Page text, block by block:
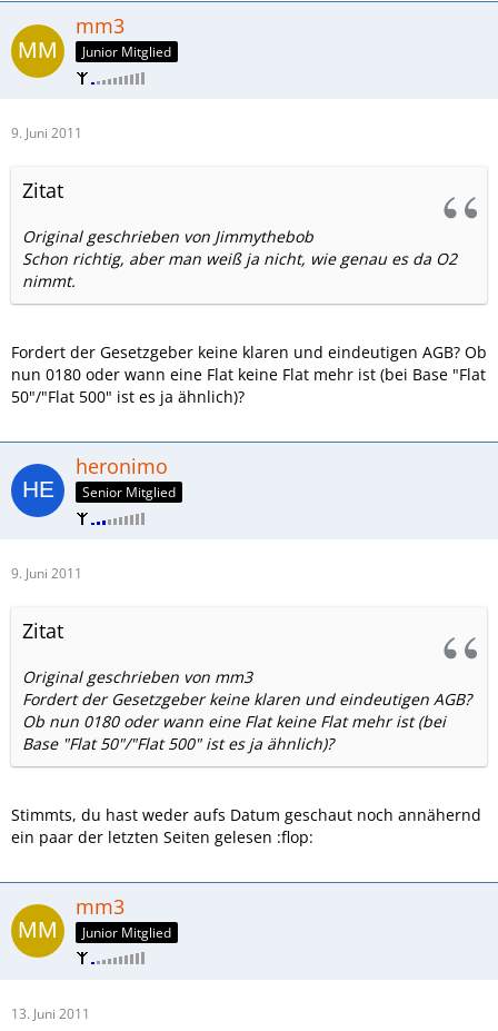
mm3
Junior Mitglied
9. Juni 2011
Zitat
Original geschrieben von Jimmythebob
Schon richtig, aber man weiß ja nicht, wie genau es da O2
nimmt.
Fordert der Gesetzgeber keine klaren und eindeutigen AGB? Ob
nun 0180 oder wann eine Flat keine Flat mehr ist (bei Base "Flat
50"/"Flat 500" ist es ja ähnlich)?
heronimo
Senior Mitglied
9. Juni 2011
Zitat
Original geschrieben von mm3
Fordert der Gesetzgeber keine klaren und eindeutigen AGB?
Ob nun 0180 oder wann eine Flat keine Flat mehr ist (bei
Base "Flat 50"/"Flat 500" ist es ja ähnlich)?
Stimmts, du hast weder aufs Datum geschaut noch annähernd
ein paar der letzten Seiten gelesen :flop:
mm3
Junior Mitglied
13. Juni 2011